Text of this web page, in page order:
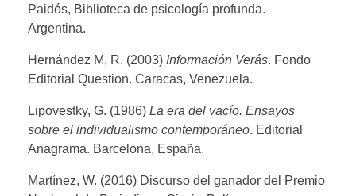
Paidós, Biblioteca de psicología profunda.
Argentina.
Hernández M, R. (2003) Información Verás. Fondo
Editorial Question. Caracas, Venezuela.
Lipovestky, G. (1986) La era del vacío. Ensayos
sobre el individualismo contemporáneo. Editorial
Anagrama. Barcelona, España.
Martínez, W. (2016) Discurso del ganador del Premio